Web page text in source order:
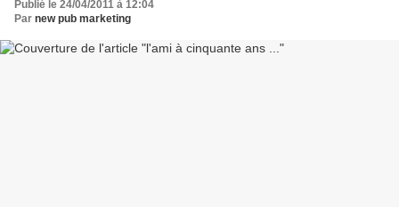
Publié le 24/04/2011 à 12:04
Par new pub marketing